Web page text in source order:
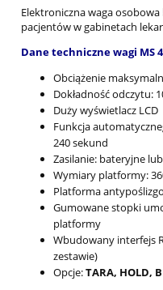
Elektroniczna waga
pacjentów w gabinetach
Dane techniczne wagi MS
Obciążenie
Dokładność odczytu:
Duży wyświetlacz LCD
Funkcja
240 sekund
Zasilanie: bateryjne
Wymiary platformy:
Platforma
Gumowane stopki
platformy
Wbudowany interfejs
zestawie)
Opcje:TARA, HOLD,